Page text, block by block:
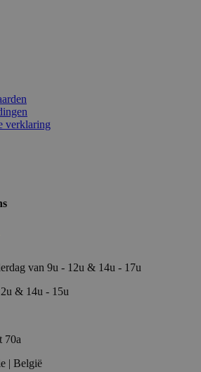
verklaring
van 9u - 12u & 14u - 17u
& 14u - 15u
70a
| België